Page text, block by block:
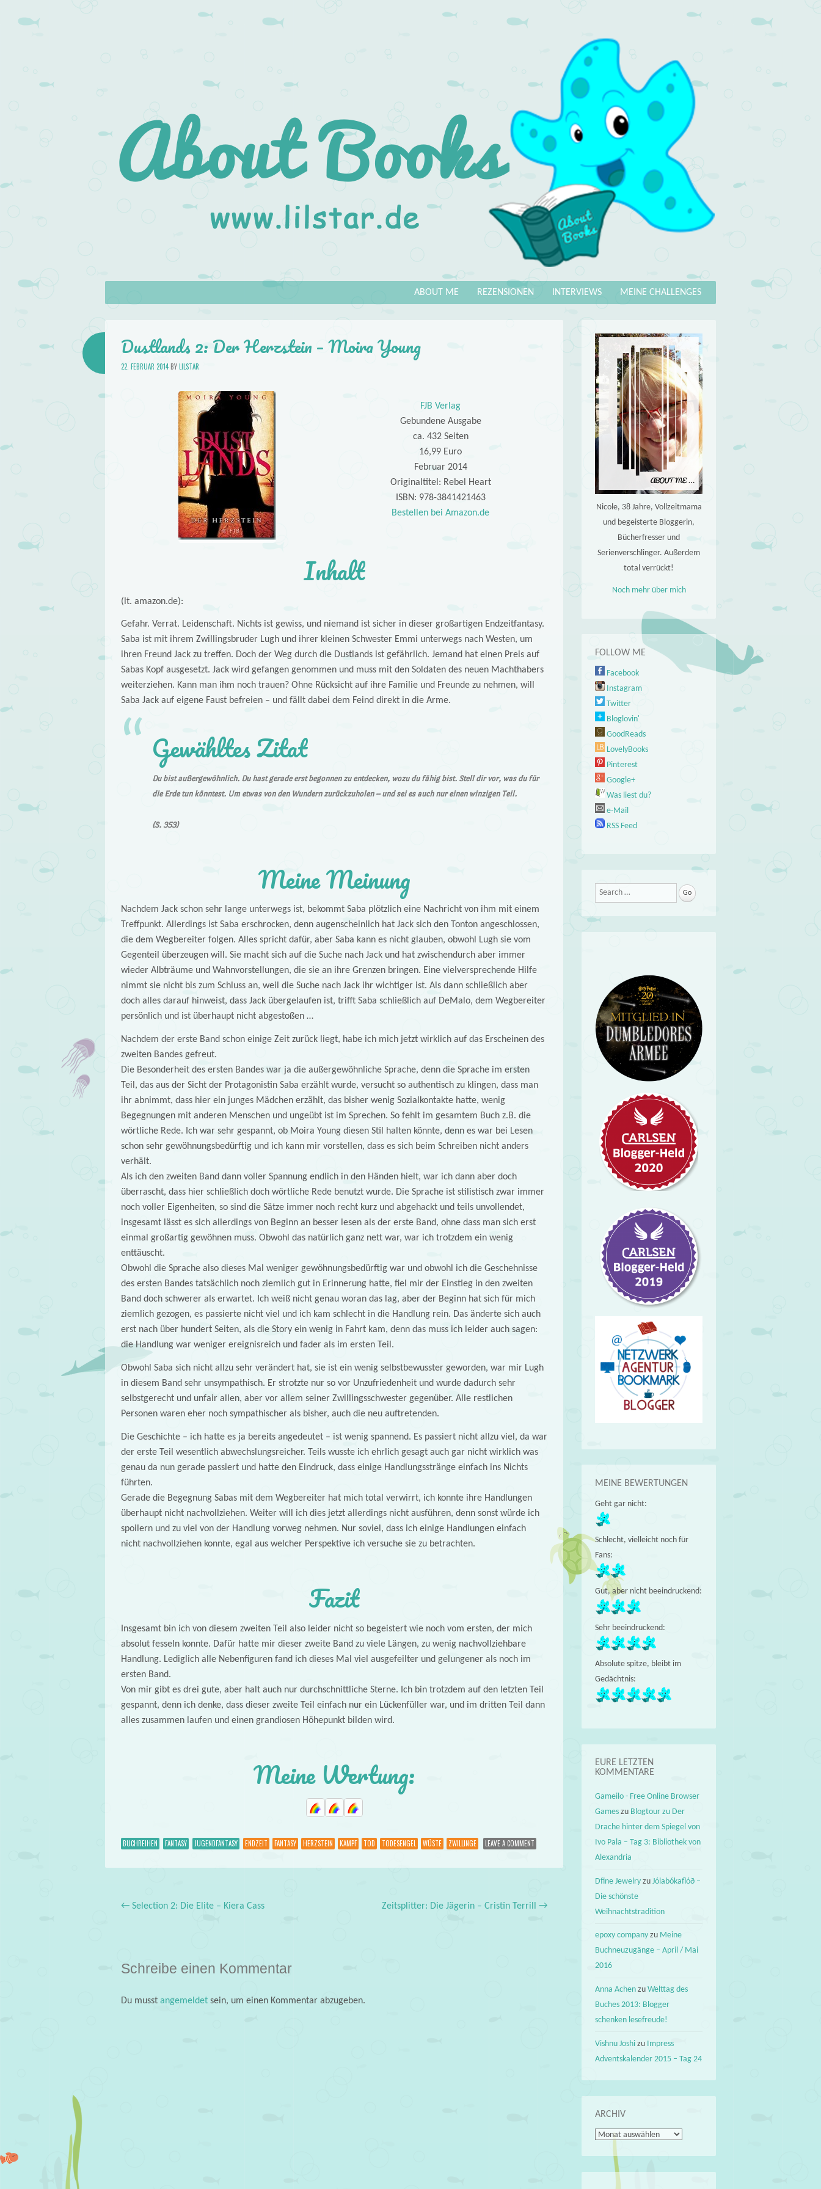
About
Books
Menu MEINE CHALLENGES
INTERVIEWS
REZENSIONEN
ABOUT ME
Dustlands 2: Der Herzstein – Moira Young
22. FEBRUAR 2014BYLILSTAR
FJB Verlag
Gebundene Ausgabe
ca. 432 Seiten
16,99 Euro
Februar 2014
Originaltitel: Rebel Heart
ISBN: 978-3841421463
Bestellen bei Amazon.de
Inhalt
(lt. amazon.de):
Gefahr. Verrat. Leidenschaft. Nichts ist gewiss, und niemand ist sicher in dieser großartigen Endzeitfantasy.
Saba ist mit ihrem Zwillingsbruder Lugh und ihrer kleinen Schwester Emmi unterwegs nach Westen, um
ihren Freund Jack zu treffen. Doch der Weg durch die Dustlands ist gefährlich. Jemand hat einen Preis auf
Sabas Kopf ausgesetzt. Jack wird gefangen genommen und muss mit den Soldaten des neuen Machthabers
weiterziehen. Kann man ihm noch trauen? Ohne Rücksicht auf ihre Familie und Freunde zu nehmen, will
Saba Jack auf eigene Faust befreien – und fällt dabei dem Feind direkt in die Arme.
Gewähltes Zitat
Du bist außergewöhnlich. Du hast gerade erst begonnen zu entdecken, wozu du fähig bist. Stell dir vor, was du für
die Erde tun könntest. Um etwas von den Wundern zurückzuholen – und sei es auch nur einen winzigen Teil.
(S. 353)
Meine Meinung
Nachdem Jack schon sehr lange unterwegs ist, bekommt Saba plötzlich eine Nachricht von ihm mit einem
Treffpunkt. Allerdings ist Saba erschrocken, denn augenscheinlich hat Jack sich den Tonton angeschlossen,
die dem Wegbereiter folgen. Alles spricht dafür, aber Saba kann es nicht glauben, obwohl Lugh sie vom
Gegenteil überzeugen will. Sie macht sich auf die Suche nach Jack und hat zwischendurch aber immer
wieder Albträume und Wahnvorstellungen, die sie an ihre Grenzen bringen. Eine vielversprechende Hilfe
nimmt sie nicht bis zum Schluss an, weil die Suche nach Jack ihr wichtiger ist. Als dann schließlich aber
doch alles darauf hinweist, dass Jack übergelaufen ist, trifft Saba schließlich auf DeMalo, dem Wegbereiter
persönlich und ist überhaupt nicht abgestoßen …
Nachdem der erste Band schon einige Zeit zurück liegt, habe ich mich jetzt wirklich auf das Erscheinen des
zweiten Bandes gefreut.
Die Besonderheit des ersten Bandes war ja die außergewöhnliche Sprache, denn die Sprache im ersten
Teil, das aus der Sicht der Protagonistin Saba erzählt wurde, versucht so authentisch zu klingen, dass man
ihr abnimmt, dass hier ein junges Mädchen erzählt, das bisher wenig Sozialkontakte hatte, wenig
Begegnungen mit anderen Menschen und ungeübt ist im Sprechen. So fehlt im gesamtem Buch z.B. die
wörtliche Rede. Ich war sehr gespannt, ob Moira Young diesen Stil halten könnte, denn es war bei Lesen
schon sehr gewöhnungsbedürftig und ich kann mir vorstellen, dass es sich beim Schreiben nicht anders
verhält.
Als ich den zweiten Band dann voller Spannung endlich in den Händen hielt, war ich dann aber doch
überrascht, dass hier schließlich doch wörtliche Rede benutzt wurde. Die Sprache ist stilistisch zwar immer
noch voller Eigenheiten, so sind die Sätze immer noch recht kurz und abgehackt und teils unvollendet,
insgesamt lässt es sich allerdings von Beginn an besser lesen als der erste Band, ohne dass man sich erst
einmal großartig gewöhnen muss. Obwohl das natürlich ganz nett war, war ich trotzdem ein wenig
enttäuscht.
Obwohl die Sprache also dieses Mal weniger gewöhnungsbedürftig war und obwohl ich die Geschehnisse
des ersten Bandes tatsächlich noch ziemlich gut in Erinnerung hatte, fiel mir der Einstieg in den zweiten
Band doch schwerer als erwartet. Ich weiß nicht genau woran das lag, aber der Beginn hat sich für mich
ziemlich gezogen, es passierte nicht viel und ich kam schlecht in die Handlung rein. Das änderte sich auch
erst nach über hundert Seiten, als die Story ein wenig in Fahrt kam, denn das muss ich leider auch sagen:
die Handlung war weniger ereignisreich und fader als im ersten Teil.
Obwohl Saba sich nicht allzu sehr verändert hat, sie ist ein wenig selbstbewusster geworden, war mir Lugh
in diesem Band sehr unsympathisch. Er strotzte nur so vor Unzufriedenheit und wurde dadurch sehr
selbstgerecht und unfair allen, aber vor allem seiner Zwillingsschwester gegenüber. Alle restlichen
Personen waren eher noch sympathischer als bisher, auch die neu auftretenden.
Die Geschichte – ich hatte es ja bereits angedeutet – ist wenig spannend. Es passiert nicht allzu viel, da war
der erste Teil wesentlich abwechslungsreicher. Teils wusste ich ehrlich gesagt auch gar nicht wirklich was
genau da nun gerade passiert und hatte den Eindruck, dass einige Handlungsstränge einfach ins Nichts
führten.
Gerade die Begegnung Sabas mit dem Wegbereiter hat mich total verwirrt, ich konnte ihre Handlungen
überhaupt nicht nachvollziehen. Weiter will ich dies jetzt allerdings nicht ausführen, denn sonst würde ich
spoilern und zu viel von der Handlung vorweg nehmen. Nur soviel, dass ich einige Handlungen einfach
nicht nachvollziehen konnte, egal aus welcher Perspektive ich versuche sie zu betrachten.
Fazit
Insgesamt bin ich von diesem zweiten Teil also leider nicht so begeistert wie noch vom ersten, der mich
absolut fesseln konnte. Dafür hatte mir dieser zweite Band zu viele Längen, zu wenig nachvollziehbare
Handlung. Lediglich alle Nebenfiguren fand ich dieses Mal viel ausgefeilter und gelungener als noch im
ersten Band.
Von mir gibt es drei gute, aber halt auch nur durchschnittliche Sterne. Ich bin trotzdem auf den letzten Teil
gespannt, denn ich denke, dass dieser zweite Teil einfach nur ein Lückenfüller war, und im dritten Teil dann
alles zusammen laufen und einen grandiosen Höhepunkt bilden wird.
Meine Wertung:
BUCHREIHEN FANTASY JUGENDFANTASY ENDZEIT FANTASY HERZSTEIN KAMPF TOD TODESENGEL WÜSTE ZWILLINGE LEAVE A COMMENT
Post navigation
←Selection 2: Die Elite – Kiera Cass Zeitsplitter: Die Jägerin – Cristin Terrill→
Schreibe einen Kommentar
Du musst angemeldetsein, um einen Kommentar abzugeben.
Nicole, 38 Jahre, Vollzeitmama
und begeisterte Bloggerin,
Bücherfresser und
Serienverschlinger. Außerdem
total verrückt!
Noch mehr über mich
FOLLOW ME
Facebook
Instagram
Twitter
Bloglovin'
GoodReads
LovelyBooks
Pinterest
Google+
Was liest du?
e-Mail
RSS Feed
Search
MEINE BEWERTUNGEN
Geht gar nicht:
Schlecht, vielleicht noch für
Fans:
Gut, aber nicht beeindruckend:
Sehr beeindruckend:
Absolute spitze, bleibt im
Gedächtnis:
EURE LETZTEN
KOMMENTARE
Gameilo - Free Online Browser
Games zu Blogtour zu Der
Drache hinter dem Spiegel von
Ivo Pala – Tag 3: Bibliothek von
Alexandria
Dfine Jewelry zuJólabókaflóð –
Die schönste
Weihnachtstradition
epoxy company zu Meine
Buchneuzugänge – April / Mai
2016
Anna Achen zuWelttag des
Buches 2013: Blogger
schenken lesefreude!
Vishnu Joshi zu Impress
Adventskalender 2015 – Tag 24
ARCHIV
Archiv